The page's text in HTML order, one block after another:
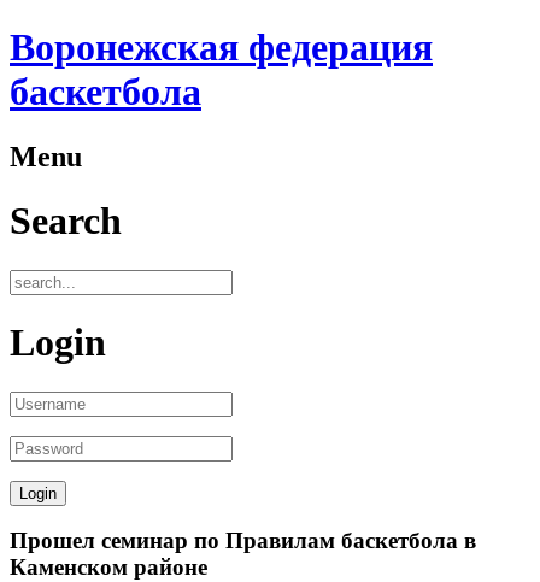
Воронежская федерация
баскетбола
Menu
Search
Login
Прошел семинар по Правилам баскетбола в
Каменском районе